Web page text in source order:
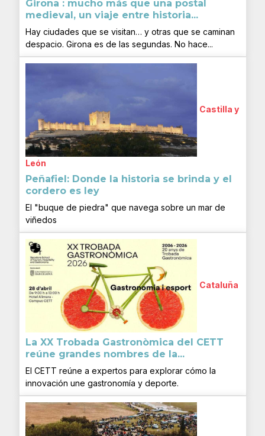
Girona : mucho más que una postal
medieval, un viaje entre historia...
Hay ciudades que se visitan… y otras que se caminan
despacio. Girona es de las segundas. No hace...
Castilla y
León
Peñafiel: Donde la historia se brinda y el
cordero es ley
El "buque de piedra" que navega sobre un mar de
viñedos
Cataluña
La XX Trobada Gastronòmica del CETT
reúne grandes nombres de la...
El CETT reúne a expertos para explorar cómo la
innovación une gastronomía y deporte.